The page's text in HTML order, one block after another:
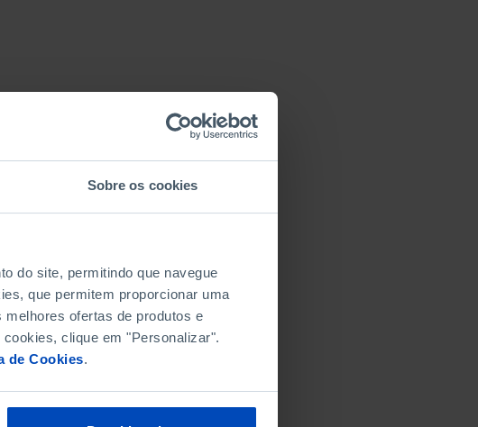
Sobre os cookies
do site, permitindo que navegue
que permitem proporcionar uma
ofertas de produtos e
clique em "Personalizar".
de Cookies.